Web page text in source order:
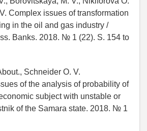
Complex issues of transformation
in the oil and gas industry /
Banks. 2018. № 1 (22). S. 154 to
Schneider O. V.
of the analysis of probability of
subject with unstable or
of the Samara state. 2018. № 1